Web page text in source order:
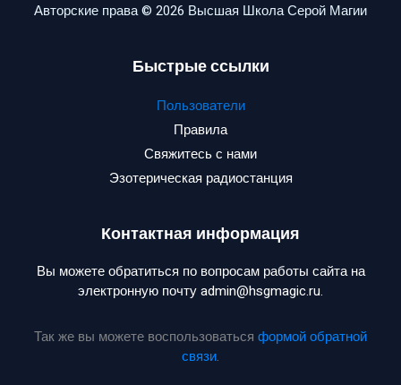
Авторские права © 2026 Высшая Школа Серой Магии
Быстрые ссылки
Пользователи
Правила
Свяжитесь с нами
Эзотерическая радиостанция
Контактная информация
Вы можете обратиться по вопросам работы сайта на
электронную почту admin@hsgmagic.ru.
Так же вы можете воспользоваться формой обратной
связи.